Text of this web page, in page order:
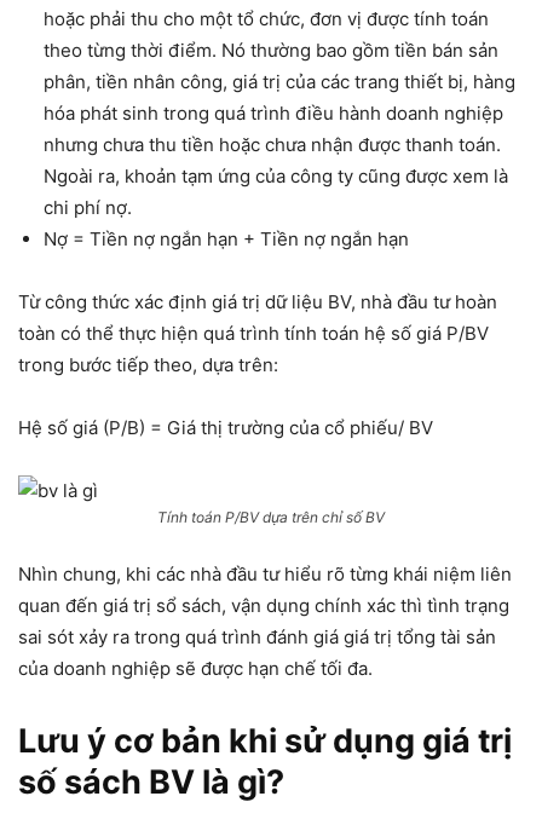
hoặc phải thu cho một tổ chức, đơn vị được tính toán
theo từng thời điểm. Nó thường bao gồm tiền bán sản
phân, tiền nhân công, giá trị của các trang thiết bị, hàng
hóa phát sinh trong quá trình điều hành doanh nghiệp
nhưng chưa thu tiền hoặc chưa nhận được thanh toán.
Ngoài ra, khoản tạm ứng của công ty cũng được xem là
chi phí nợ.
Nợ = Tiền nợ ngắn hạn + Tiền nợ ngắn hạn
Từ công thức xác định giá trị dữ liệu BV, nhà đầu tư hoàn
toàn có thể thực hiện quá trình tính toán hệ số giá P/BV
trong bước tiếp theo, dựa trên:
Hệ số giá (P/B) = Giá thị trường của cổ phiếu/ BV
Tính toán P/BV dựa trên chỉ số BV
Nhìn chung, khi các nhà đầu tư hiểu rõ từng khái niệm liên
quan đến giá trị sổ sách, vận dụng chính xác thì tình trạng
sai sót xảy ra trong quá trình đánh giá giá trị tổng tài sản
của doanh nghiệp sẽ được hạn chế tối đa.
Lưu ý cơ bản khi sử dụng giá trị
số sách BV là gì?